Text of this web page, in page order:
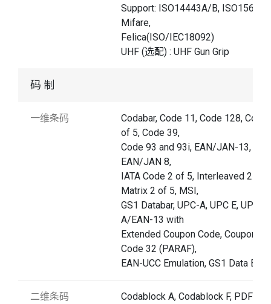
Support: ISO14443A/B, ISO15693,
Mifare,
Felica(ISO/IEC18092)
UHF (选配) : UHF Gun Grip
码 制
一维条码
Codabar, Code 11, Code 128, Code
of 5, Code 39,
Code 93 and 93i, EAN/JAN-13,
EAN/JAN 8,
IATA Code 2 of 5, Interleaved 2 of
Matrix 2 of 5, MSI,
GS1 Databar, UPC-A, UPC E, UPC-
A/EAN-13 with
Extended Coupon Code, Coupon
Code 32 (PARAF),
EAN-UCC Emulation, GS1 Data Bar
二维条码
Codablock A, Codablock F, PDF417,